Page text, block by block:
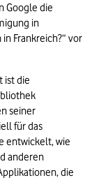
Google die
in
Frankreich?“ vor
ist die
seiner
für das
entwickelt, wie
anderen
die